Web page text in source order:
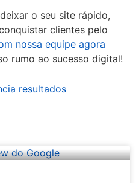
o seu site rápido,
clientes pelo
nossa equipe agora
rumo ao sucesso digital!